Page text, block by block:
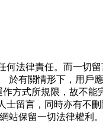
何法律責任。而一切留
於有關情形下，用戶
方式所規限，故不能
士留言，同時亦有不
站保留一切法律權利。